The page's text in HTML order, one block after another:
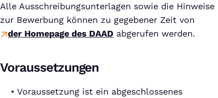
Alle Ausschreibungsunterlagen sowie die Hinweise
zur Bewerbung können zu gegebener Zeit von
der Homepage des DAAD abgerufen werden.
Voraussetzungen
Voraussetzung ist ein abgeschlossenes